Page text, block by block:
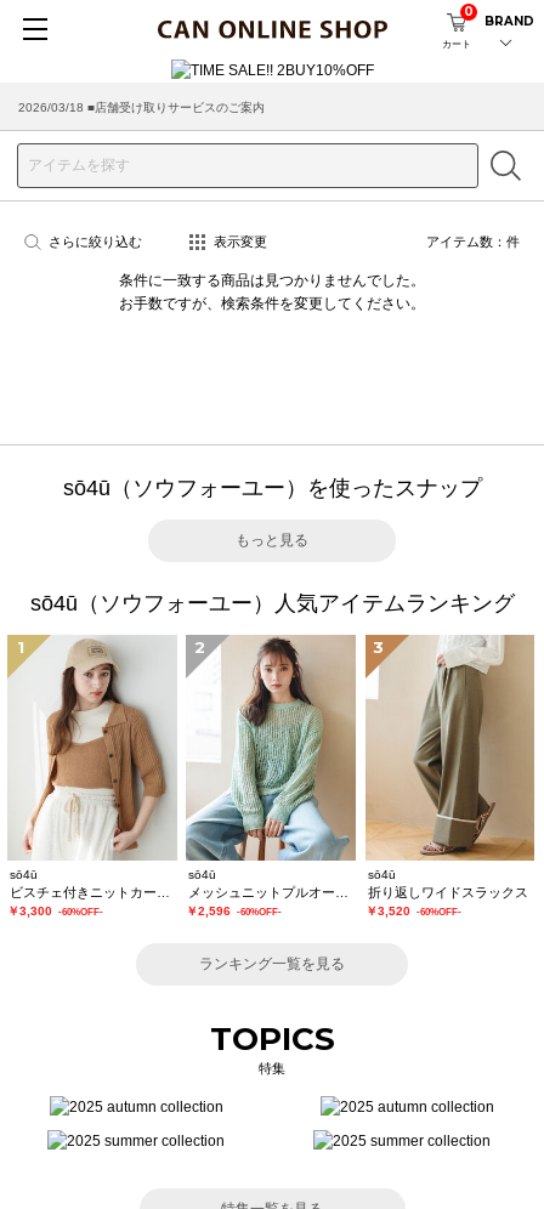
カート
0
BRAND
2026/03/18 ■店舗受け取りサービスのご案内
さらに絞り込む 表示変更 アイテム数： 件
条件に一致する商品は見つかりませんでした。
お手数ですが、検索条件を変更してください。
sō4ū（ソウフォーユー）を使ったスナップ
もっと見る
sō4ū（ソウフォーユー）人気アイテムランキング
1
sō4ū
￥3,300 -60%OFF-
2
sō4ū
￥2,596 -60%OFF-
3
sō4ū
折り返しワイドスラックス
￥3,520 -60%OFF-
ランキング一覧を見る
TOPICS
特集